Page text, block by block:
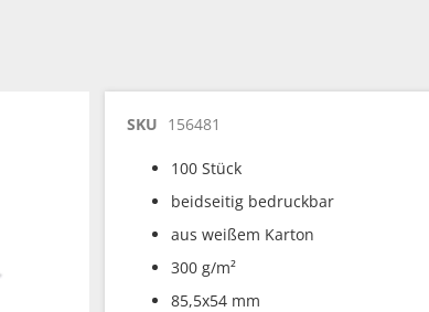
SKU 156481
100 Stück
beidseitig bedruckbar
aus weißem Karton
300 g/m²
85,5x54 mm